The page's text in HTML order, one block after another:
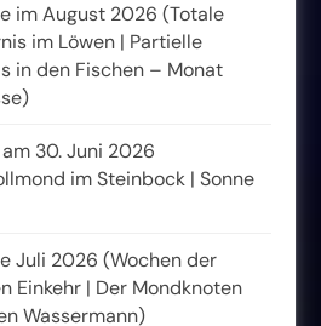
im August 2026 (Totale
im Löwen | Partielle
in den Fischen – Monat
30. Juni 2026
im Steinbock | Sonne
Juli 2026 (Wochen der
Einkehr | Der Mondknoten
Wassermann)